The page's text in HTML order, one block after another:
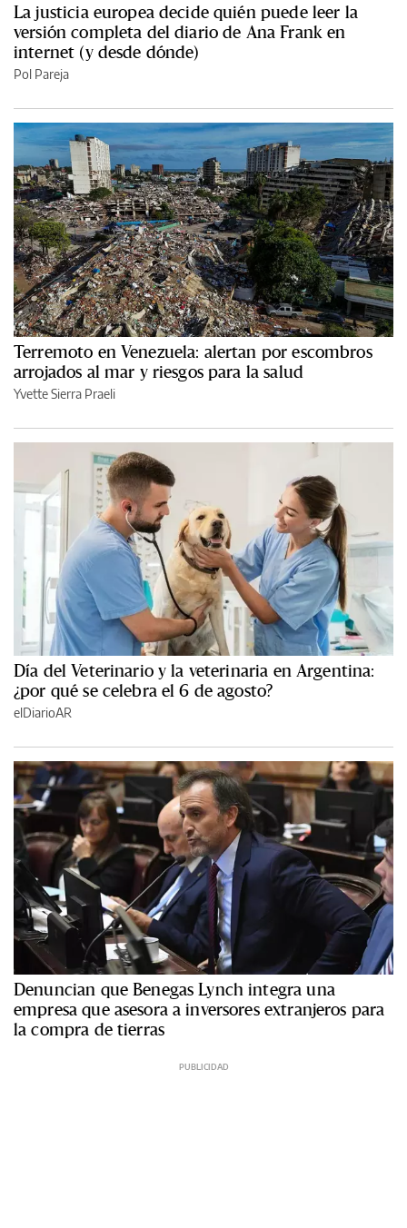
La justicia europea decide quién puede leer la
versión completa del diario de Ana Frank en
internet (y desde dónde)
Pol Pareja
Terremoto en Venezuela: alertan por escombros
arrojados al mar y riesgos para la salud
Yvette Sierra Praeli
Día del Veterinario y la veterinaria en Argentina:
¿por qué se celebra el 6 de agosto?
elDiarioAR
Denuncian que Benegas Lynch integra una
empresa que asesora a inversores extranjeros para
la compra de tierras